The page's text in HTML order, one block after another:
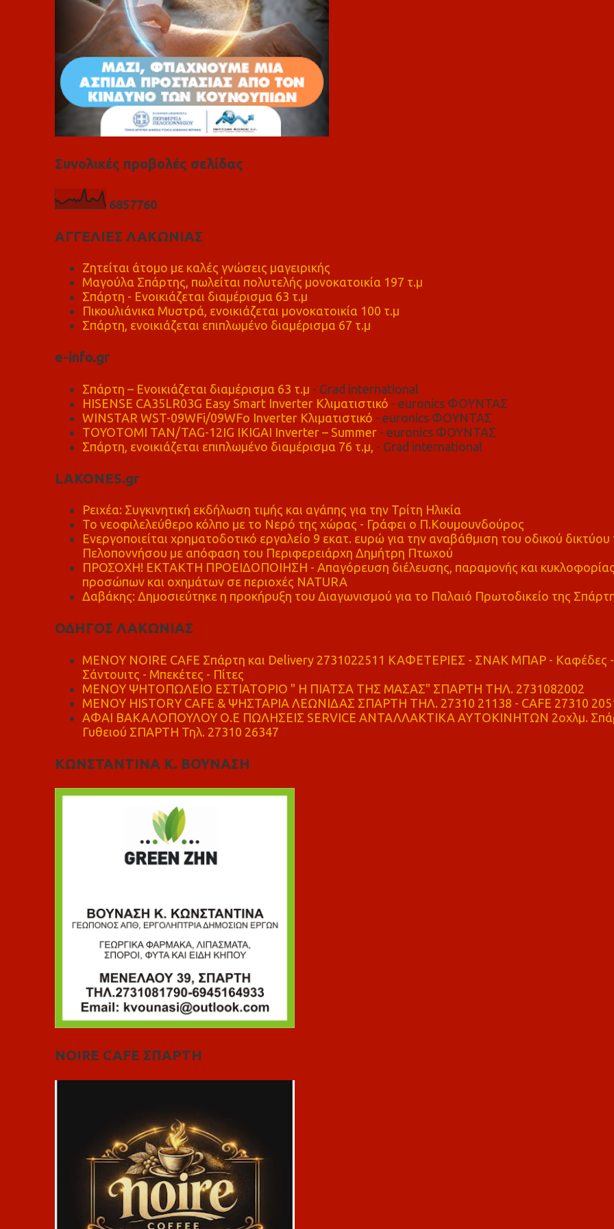
Συνολικές προβολές σελίδας
6857760
ΑΓΓΕΛΙΕΣ ΛΑΚΩΝΙΑΣ
Ζητείται άτομο με καλές γνώσεις μαγειρικής
Μαγούλα Σπάρτης, πωλείται πολυτελής μονοκατοικία 197 τ.μ
Σπάρτη - Ενοικιάζεται διαμέρισμα 63 τ.μ
Πικουλιάνικα Μυστρά, ενοικιάζεται μονοκατοικία 100 τ.μ
Σπάρτη, ενοικιάζεται επιπλωμένο διαμέρισμα 67 τ.μ
e-info.gr
Σπάρτη – Ενοικιάζεται διαμέρισμα 63 τ.μ - Grad international
HISENSE CA35LR03G Easy Smart Inverter Κλιματιστικό - euronics ΦΟΥΝΤΑΣ
WINSTAR WST-09WFi/09WFo Inverter Κλιματιστικό - euronics ΦΟΥΝΤΑΣ
TOYOTOMI TAN/TAG-12IG IKIGAI Inverter – Summer- euronics ΦΟΥΝΤΑΣ
Σπάρτη, ενοικιάζεται επιπλωμένο διαμέρισμα 76 τ.μ, - Grad international
LAKONES.gr
Ρειχέα: Συγκινητική εκδήλωση τιμής και αγάπης για την Τρίτη Ηλικία
Το νεοφιλελεύθερο κόλπο με το Νερό της χώρας - Γράφει ο Π.Κουμουνδούρος
Ενεργοποιείται χρηματοδοτικό εργαλείο 9 εκατ. ευρώ για την αναβάθμιση του οδικού δικτύου
Πελοποννήσου με απόφαση του Περιφερειάρχη Δημήτρη Πτωχού
ΠΡΟΣΟΧΗ! ΕΚΤΑΚΤΗ ΠΡΟΕΙΔΟΠΟΙΗΣΗ - Απαγόρευση διέλευσης, παραμονής και
προσώπων και οχημάτων σε περιοχές NATURA
Δαβάκης: Δημοσιεύτηκε η προκήρυξη του Διαγωνισμού για το Παλαιό Πρωτοδικείο της
ΟΔΗΓΟΣ ΛΑΚΩΝΙΑΣ
MENOY NOIRE CAFE Σπάρτη και Delivery 2731022511 ΚΑΦΕΤΕΡΙΕΣ - ΣΝΑΚ ΜΠΑΡ - Καφέδες -
Σάντουιτς - Μπεκέτες - Πίτες
ΜΕΝΟΥ ΨΗΤΟΠΩΛΕΙΟ ΕΣΤΙΑΤΟΡΙΟ " Η ΠΙΑΤΣΑ ΤΗΣ ΜΑΣΑΣ" ΣΠΑΡΤΗ ΤΗΛ. 2731082002
ΜΕΝΟΥ HISTORY CAFE & ΨΗΣΤΑΡΙΑ ΛΕΩΝΙΔΑΣ ΣΠΑΡΤΗ ΤΗΛ. 27310 21138 - CAFE 27310
ΑΦΑΙ ΒΑΚΑΛΟΠΟΥΛΟΥ Ο.Ε ΠΩΛΗΣΕΙΣ SERVICE ΑΝΤΑΛΛΑΚΤΙΚΑ ΑΥΤΟΚΙΝΗΤΩΝ 2οχλμ.
Γυθειού ΣΠΑΡΤΗ Τηλ. 27310 26347
ΚΩΝΣΤΑΝΤΙΝΑ Κ. ΒΟΥΝΑΣΗ
NOIRE CAFE ΣΠΑΡΤΗ